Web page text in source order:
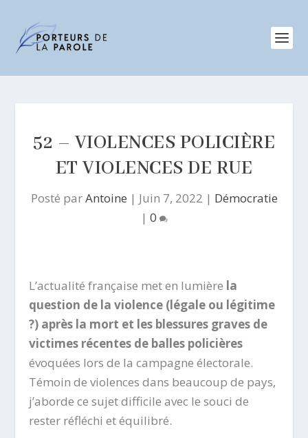
52 – VIOLENCES POLICIÈRE
ET VIOLENCES DE RUE
Posté parAntoine | Juin 7, 2022 | Démocratie
| 0
L’actualité française met en lumière la
question de la violence (légale ou légitime
?) après la mort et les blessures graves de
victimes récentes de balles policières
évoquées lors de la campagne électorale.
Témoin de violences dans beaucoup de pays,
j’aborde ce sujet difficile avec le souci de
rester réfléchi et équilibré.